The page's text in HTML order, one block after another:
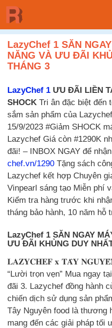
Chuyển
đến
nội
dungLazyChef 1 SĂN
NĂNG VÀ ƯU ĐÃI
THÁNG 3
LazyChef 1 ƯU ĐÃI LIỀN
SHOCK Tri ân đặc biệt đến
sắm sản phẩm của
15/9/2023 #Giảm SHOCK
Lazychef Giá còn #1290K
đãi! – INBOX NGAY để
chef.vn/1290 Tặng sách
Lazychef kết hợp Chuyên
Vinpearl sáng tạo Miễn phí
Kiểm tra hàng trước khi
tháng bảo hành, 10 năm hỗ
LazyChef 1 SĂN NGAY
ƯU ĐÃI KHỦNG DUY
𝐋𝐀𝐙𝐘𝐂𝐇𝐄𝐅 𝐱 𝐓𝐀̂𝐘
“Lười trọn vẹn” Mua ngay
đãi 3. Lazychef đồng hành
chiến dịch sử dụng sản
Tây Nguyên food là thương
mang đến các giải pháp tối